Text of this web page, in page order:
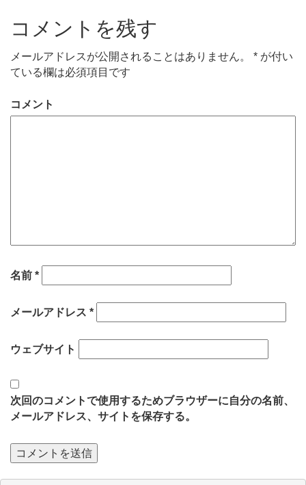
コメントを残す
メールアドレスが公開されることはありません。 * が付い
ている欄は必須項目です
コメント
名前 *
メールアドレス *
ウェブサイト
次回のコメントで使用するためブラウザーに自分の名前、
メールアドレス、サイトを保存する。